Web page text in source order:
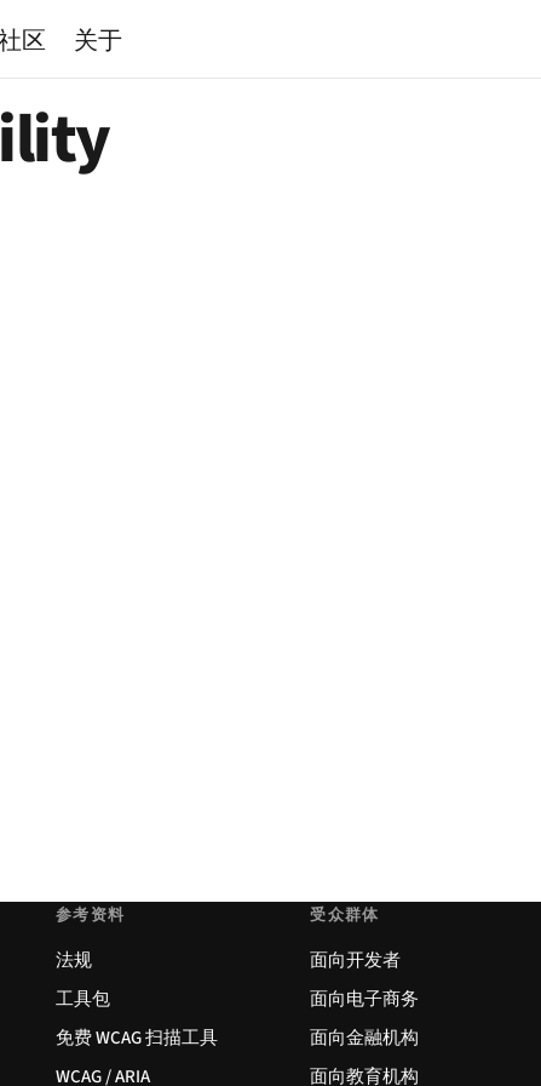
区 关于
参考资料
法规
工具包
免费 WCAG 扫描工具
WCAG / ARIA
受众群体
面向开发者
面向电子商务
面向金融机构
面向教育机构